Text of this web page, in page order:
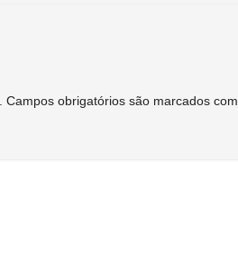
Campos obrigatórios são marcados com